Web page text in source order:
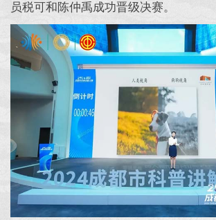
员税可和陈仲禹成功晋级决赛。